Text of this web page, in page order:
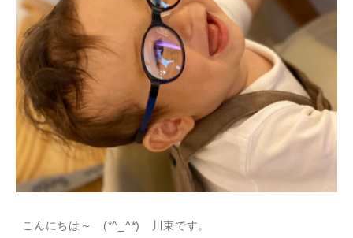
こんにちは～ (*^_^*) 川東です。